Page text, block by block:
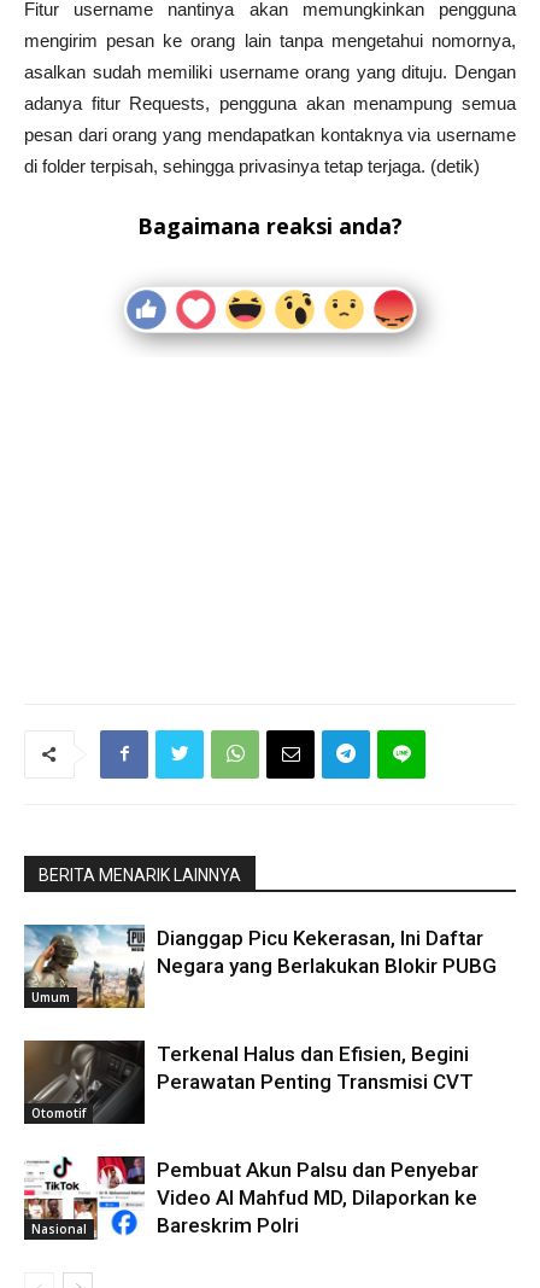
Fitur username nantinya akan memungkinkan pengguna
mengirim pesan ke orang lain tanpa mengetahui nomornya,
asalkan sudah memiliki username orang yang dituju. Dengan
adanya fitur Requests, pengguna akan menampung semua
pesan dari orang yang mendapatkan kontaknya via username
di folder terpisah, sehingga privasinya tetap terjaga. (detik)
Bagaimana reaksi anda?
BERITA MENARIK LAINNYA
Umum
Dianggap Picu Kekerasan, Ini Daftar
Negara yang Berlakukan Blokir PUBG
Otomotif
Terkenal Halus dan Efisien, Begini
Perawatan Penting Transmisi CVT
Nasional
Pembuat Akun Palsu dan Penyebar
Video AI Mahfud MD, Dilaporkan ke
Bareskrim Polri